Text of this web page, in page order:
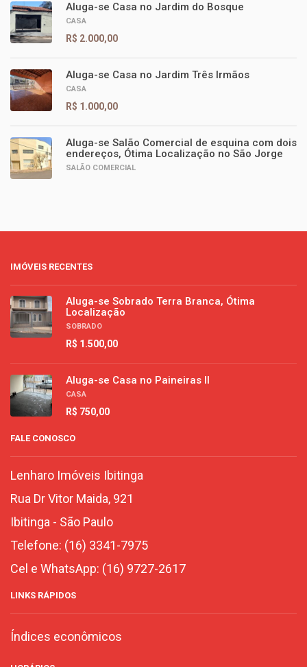
Aluga-se Casa no Jardim do Bosque
CASA
R$ 2.000,00
Aluga-se Casa no Jardim Três Irmãos
CASA
R$ 1.000,00
Aluga-se Salão Comercial de esquina com dois
endereços, Ótima Localização no São Jorge
SALÃO COMERCIAL
IMÓVEIS RECENTES
Aluga-se Sobrado Terra Branca, Ótima
Localização
SOBRADO
R$ 1.500,00
Aluga-se Casa no Paineiras II
CASA
R$ 750,00
FALE CONOSCO
Lenharo Imóveis Ibitinga
Rua Dr Vitor Maida, 921
Ibitinga - São Paulo
Telefone: (16) 3341-7975
Cel e WhatsApp: (16) 9727-2617
LINKS RÁPIDOS
Índices econômicos